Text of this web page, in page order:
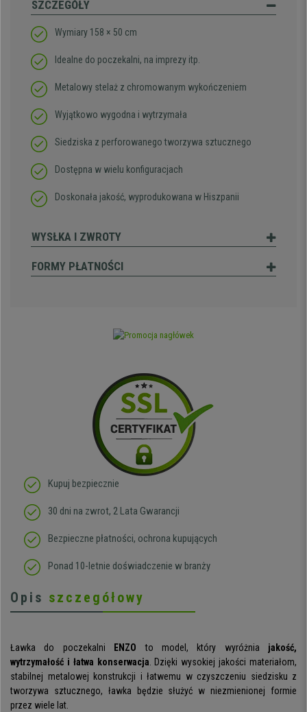
SZCZEGÓŁY
Wymiary 158 × 50 cm
Idealne do poczekalni, na imprezy itp.
Metalowy stelaż z chromowanym wykończeniem
Wyjątkowo wygodna i wytrzymała
Siedziska z perforowanego tworzywa sztucznego
Dostępna w wielu konfiguracjach
Doskonała jakość, wyprodukowana w Hiszpanii
WYSŁKA I ZWROTY
FORMY PŁATNOŚCI
Kupuj bezpiecznie
30 dni na zwrot, 2 Lata Gwarancji
Bezpieczne płatności, ochrona kupujących
Ponad 10-letnie doświadczenie w branży
Opis szczegółowy
Ławka do poczekalni ENZO to model, który wyróżnia
jakość,
wytrzymałość i łatwa konserwacja . Dzięki wysokiej jakości materiałom,
stabilnej metalowej konstrukcji i łatwemu w czyszczeniu siedzisku z
tworzywa sztucznego, ławka będzie służyć w niezmienionej formie
przez wiele lat.